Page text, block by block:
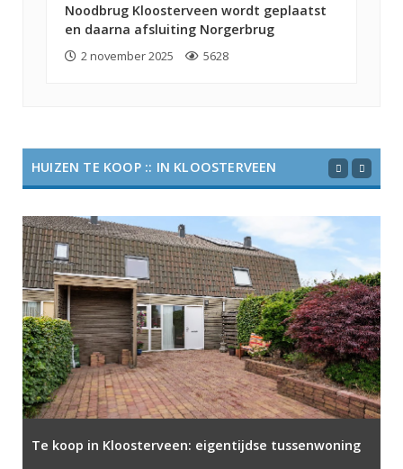
Noodbrug Kloosterveen wordt geplaatst
en daarna afsluiting Norgerbrug
2 november 2025 5628
HUIZEN TE KOOP :: IN KLOOSTERVEEN
Te koop in Kloosterveen: eigentijdse tussenwoning